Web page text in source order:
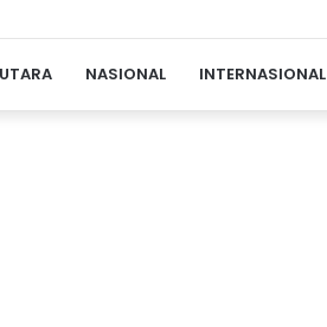
NASIONAL INTERNASIONAL